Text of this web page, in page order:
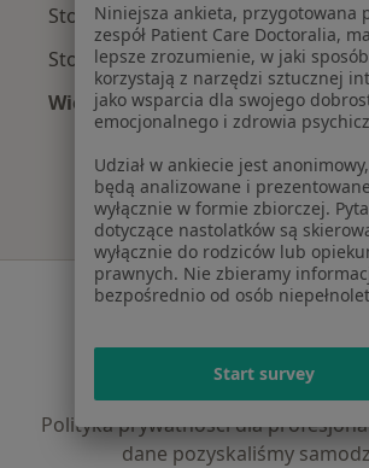
Stomatolodzy z NFZ w Gdańsku
Stomatolodzy z Signal Iduna w
Więcej (5)
Więcej w kategorii:
Serwis
Polityka prywatności
Polityka prywatności
Polityka prywatności dla
dane pozyskaliśmy
Niniejsza ankieta, przygotowana
zespół Patient Care Doctoralia,
lepsze zrozumienie, w jaki
korzystają z narzędzi sztucznej
jako wsparcia dla swojego
emocjonalnego i zdrowia
Udział w ankiecie jest
będą analizowane i prezentowane
wyłącznie w formie zbiorczej.
dotyczące nastolatków są
wyłącznie do rodziców lub
prawnych. Nie zbieramy
bezpośrednio od osób
Start survey